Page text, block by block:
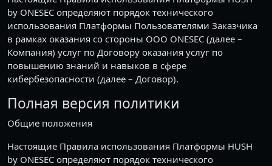
by ONESEC определяют порядок технического
использования Платформы Пользователями Заказчика
в рамках оказания со стороны OOO ONESEC (далее –
Компания) услуг по Договору оказания услуг по
повышению знаний и навыков в сфере
кибербезопасности (далее – Договор).
Полная версия политики
Общие положения
Настоящие Правила использования Платформы HUSH
by ONESEC определяют порядок технического